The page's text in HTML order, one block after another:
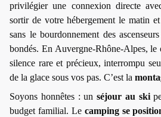
privilégier une connexion directe
sortir de votre hébergement le matin
sans le bourdonnement des
bondés. En Auvergne-Rhône-Alpes,
silence rare et précieux, interrompu
de la glace sous vos pas. C’est la
Soyons honnêtes : un séjour au ski
budget familial. Le camping se